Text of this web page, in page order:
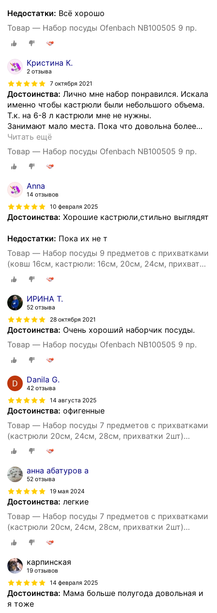
Недостатки: Всё хорошо
Товар — Набор посуды Ofenbach NB100505 9 пр.
Кристина К.
2 отзыва
7 октября 2021
Достоинства: Лично мне набор понравился. Искала
именно чтобы кастрюли были небольшого объема.
Т.к. на 6-8 л кастрюли мне не нужны.
Занимают мало места. Пока что довольна более…
Читать ещё
Товар — Набор посуды Ofenbach NB100505 9 пр.
Anna
14 отзывов
10 февраля 2025
Достоинства: Хорошие кастрюли,стильно выглядят
Недостатки: Пока их не т
Товар — Набор посуды 9 предметов с прихватками
(ковш 16см, кастрюли: 16см, 20см, 24см, прихватки
2шт) OFENBACH.
ИРИНА Т.
52 отзыва
28 октября 2021
Достоинства: Очень хороший наборчик посуды.
Товар — Набор посуды Ofenbach NB100505 9 пр.
Danila G.
42 отзыва
14 августа 2025
Достоинства: офигенные
Товар — Набор посуды 7 предметов с прихватками
(кастрюли 20см, 24см, 28см, прихватки 2шт)
OFENBACH.
анна абатуров а
52 отзыва
19 мая 2024
Достоинства: легкие
Товар — Набор посуды 7 предметов с прихватками
(кастрюли 20см, 24см, 28см, прихватки 2шт)
OFENBACH.
карпинская
19 отзывов
14 февраля 2025
Достоинства: Мама больше полугода довольная и
я тоже